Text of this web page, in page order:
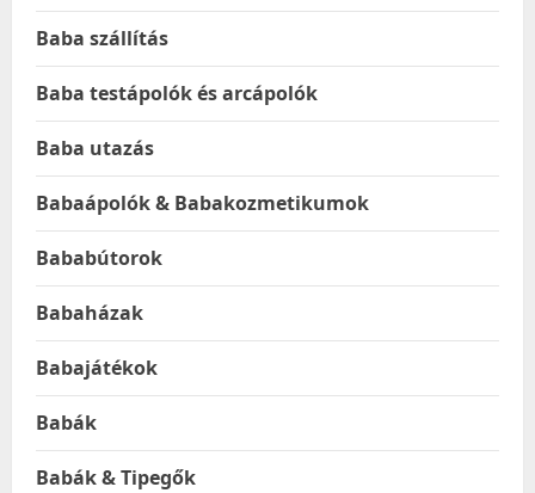
Baba szállítás
Baba testápolók és arcápolók
Baba utazás
Babaápolók & Babakozmetikumok
Bababútorok
Babaházak
Babajátékok
Babák
Babák & Tipegők